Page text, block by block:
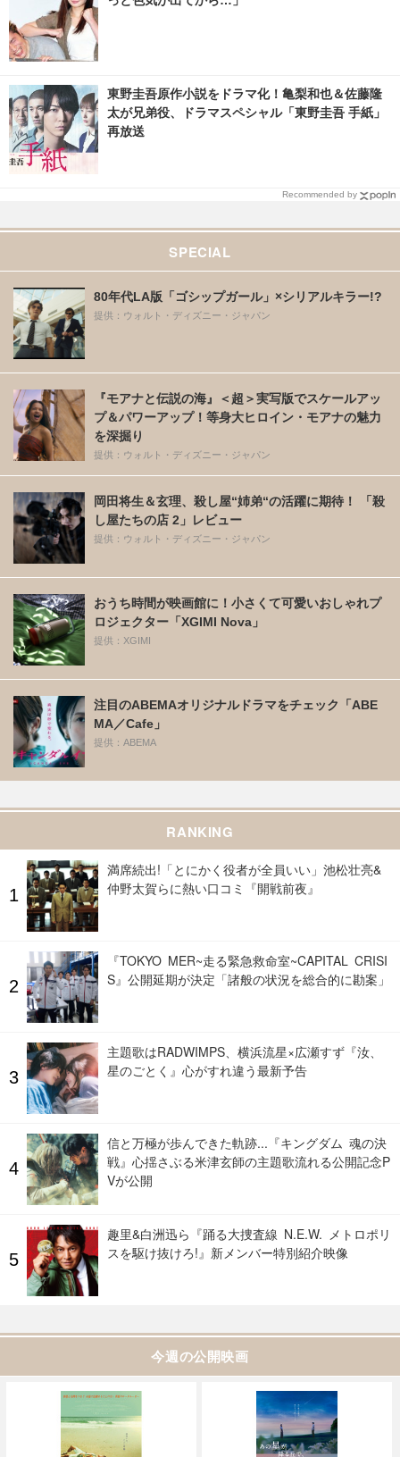
東野圭吾原作小説をドラマ化！亀梨和也＆佐藤隆
太が兄弟役、ドラマスペシャル「東野圭吾 手紙」
再放送
Recommended by
SPECIAL
80年代LA版「ゴシップガール」×シリアルキラー!?
提供：ウォルト・ディズニー・ジャパン
『モアナと伝説の海』＜超＞実写版でスケールアッ
プ＆パワーアップ！等身大ヒロイン・モアナの魅力
を深掘り
提供：ウォルト・ディズニー・ジャパン
岡田将生＆玄理、殺し屋“姉弟“の活躍に期待！ 「殺
し屋たちの店 2」レビュー
提供：ウォルト・ディズニー・ジャパン
おうち時間が映画館に！小さくて可愛いおしゃれプ
ロジェクター「XGIMI Nova」
提供：XGIMI
注目のABEMAオリジナルドラマをチェック「ABE
MA／Cafe」
提供：ABEMA
RANKING
満席続出!「とにかく役者が全員いい」池松壮亮&
仲野太賀らに熱い口コミ『開戦前夜』
『TOKYO MER~走る緊急救命室~CAPITAL CRISI
S』公開延期が決定「諸般の状況を総合的に勘案」
主題歌はRADWIMPS、横浜流星×広瀬すず『汝、
星のごとく』心がすれ違う最新予告
信と万極が歩んできた軌跡...『キングダム 魂の決
戦』心揺さぶる米津玄師の主題歌流れる公開記念P
Vが公開
趣里&白洲迅ら『踊る大捜査線 N.E.W. メトロポリ
スを駆け抜けろ!』新メンバー特別紹介映像
今週の公開映画